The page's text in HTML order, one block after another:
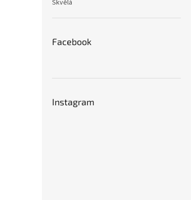
Skvělá
Facebook
Instagram